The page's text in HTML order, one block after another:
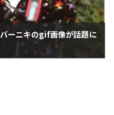
ーニキのgif画像が話題に